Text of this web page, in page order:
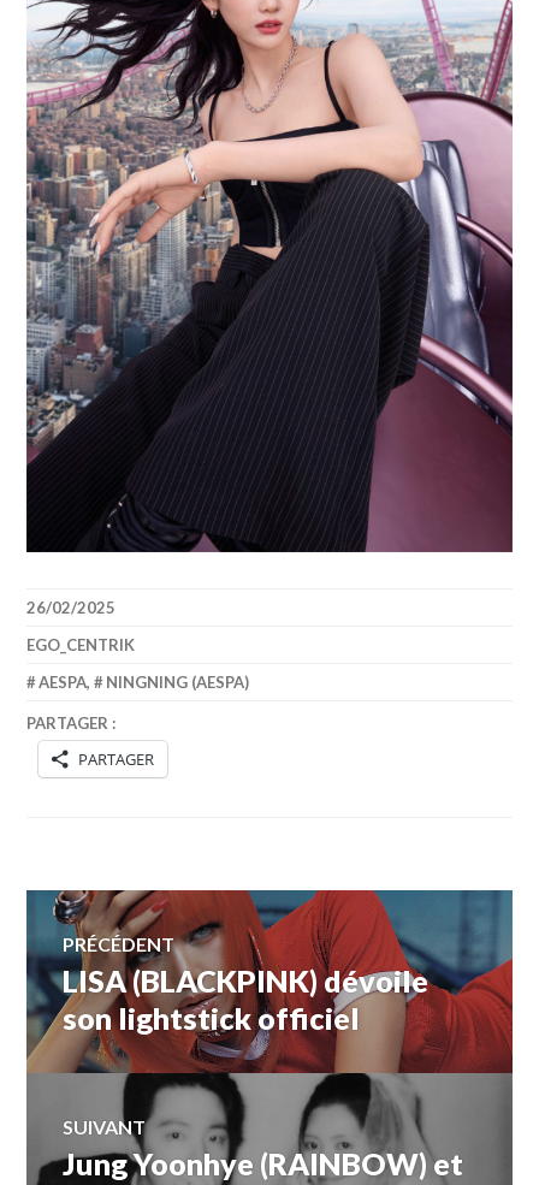
26/02/2025
EGO_CENTRIK
AESPA, NINGNING (AESPA)
PARTAGER :
PARTAGER
Navigation
de
l’article
PRÉCÉDENT
Article
précédent :
LISA (BLACKPINK) dévoile
son lightstick officiel
SUIVANT
Article
Jung Yoonhye (RAINBOW) et